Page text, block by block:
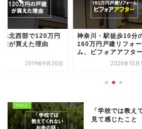
県北西部で120万円
建が買えた理由
2019年9月20日
神奈川・駅徒歩10分
160万円戸建リフォー
ム、ビフォアアフター
2020年10月
「学校では教え
見て感じたこと